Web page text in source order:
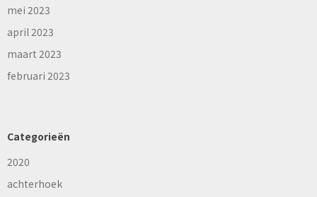
mei 2023
april 2023
maart 2023
februari 2023
Categorieën
2020
achterhoek